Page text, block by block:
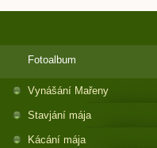
Fotoalbum
Vynášání Mařeny
Stavjání mája
Kácání mája